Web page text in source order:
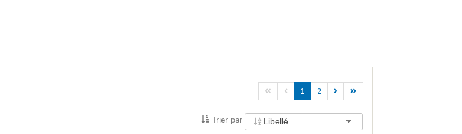
  1 2  
Trier
Trier par Libellé